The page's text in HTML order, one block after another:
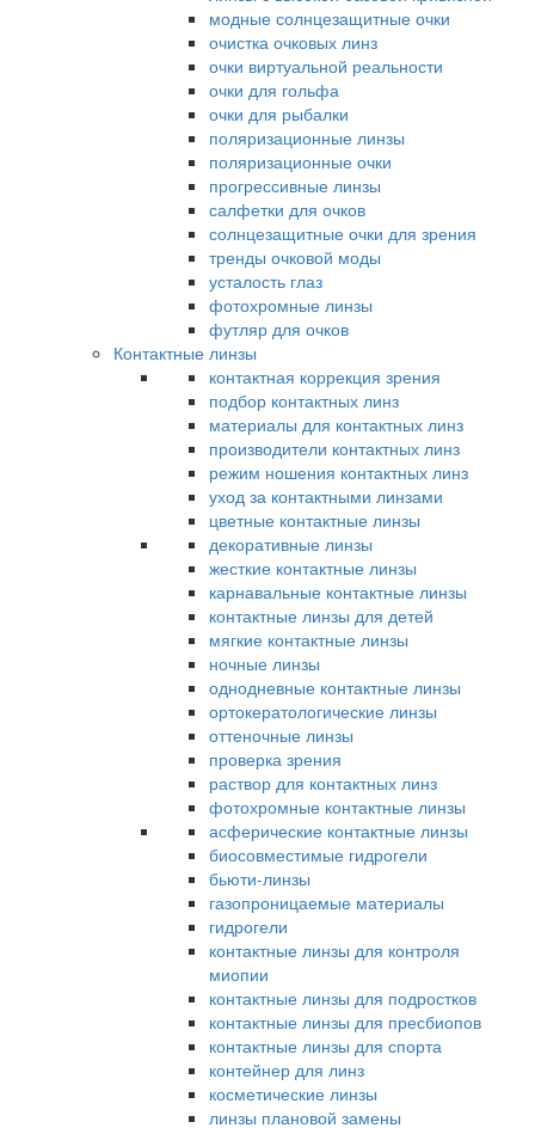
модные солнцезащитные очки
очистка очковых линз
очки виртуальной реальности
очки для гольфа
очки для рыбалки
поляризационные линзы
поляризационные очки
прогрессивные линзы
салфетки для очков
солнцезащитные очки для зрения
тренды очковой моды
усталость глаз
фотохромные линзы
футляр для очков
Контактные линзы
контактная коррекция зрения
подбор контактных линз
материалы для контактных линз
производители контактных линз
режим ношения контактных линз
уход за контактными линзами
цветные контактные линзы
декоративные линзы
жесткие контактные линзы
карнавальные контактные линзы
контактные линзы для детей
мягкие контактные линзы
ночные линзы
однодневные контактные линзы
ортокератологические линзы
оттеночные линзы
проверка зрения
раствор для контактных линз
фотохромные контактные линзы
асферические контактные линзы
биосовместимые гидрогели
бьюти-линзы
газопроницаемые материалы
гидрогели
контактные линзы для контроля
миопии
контактные линзы для подростков
контактные линзы для пресбиопов
контактные линзы для спорта
контейнер для линз
косметические линзы
линзы плановой замены